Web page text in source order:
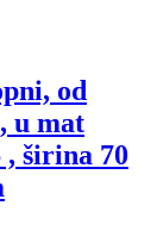
od
u mat
širina 70